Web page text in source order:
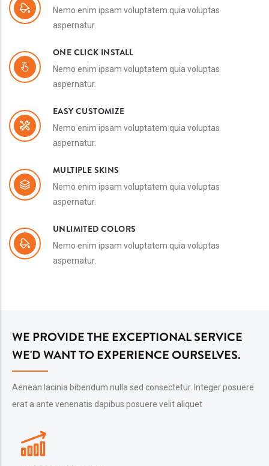
Nemo enim ipsam voluptatem quia voluptas
aspernatur.
ONE CLICK INSTALL
Nemo enim ipsam voluptatem quia voluptas
aspernatur.
EASY CUSTOMIZE
Nemo enim ipsam voluptatem quia voluptas
aspernatur.
MULTIPLE SKINS
Nemo enim ipsam voluptatem quia voluptas
aspernatur.
UNLIMITED COLORS
Nemo enim ipsam voluptatem quia voluptas
aspernatur.
WE PROVIDE THE EXCEPTIONAL SERVICE
WE'D WANT TO EXPERIENCE OURSELVES.
Aenean lacinia bibendum nulla sed consectetur. Integer posuere
erat a ante venenatis dapibus posuere velit aliquet